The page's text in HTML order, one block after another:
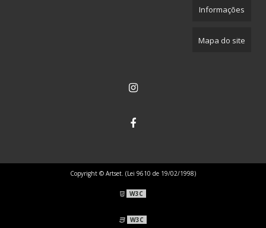
Informações
Mapa do site
Copyright © Artset. (Lei 9610 de 19/02/1998)
W3C
W3C